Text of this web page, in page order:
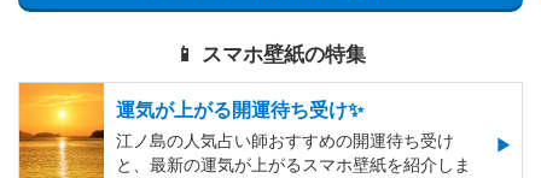
📱 スマホ壁紙の特集
運気が上がる開運待ち受け✨
江ノ島の人気占い師おすすめの開運待ち受け
と、最新の運気が上がるスマホ壁紙を紹介しま